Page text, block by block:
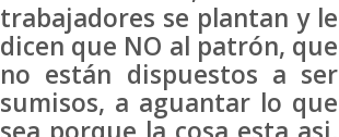
trabajadores se plantan y le
dicen que NO al patrón, que
no están dispuestos a ser
sumisos, a aguantar lo que